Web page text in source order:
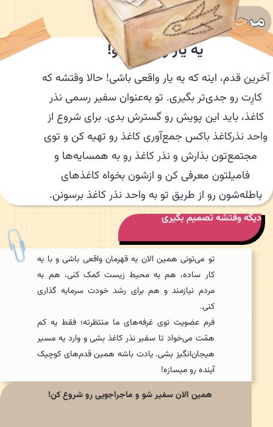
یه یار واقعی شو!
قدم، اینه که یه یار واقعی باشی! حالا وقتشه که
رو جدی‌تر بگیری. تو به‌عنوان سفیر رسمی نذر
باید این پویش رو گسترش بدی. برای شروع از
نذرکاغذ باکس جمع‌آوری کاغذ رو تهیه کن و توی
مجتمع‌تون بذارش و نذر کاغذ رو به همسایه‌ها و
فامیلتون معرفی کن و ازشون بخواه کاغذهای
رو از طریق تو به واحد نذر کاغذ برسونن.
دیگه وقتشه تصمیم بگیری
تو می‌تونی همین الان یه قهرمان واقعی باشی و با یه
کار ساده، هم به محیط زیست کمک کنی، هم به
مردم نیازمند و هم برای رشد خودت سرمایه گذاری
کنی.
فرم عضویت توی غرفه‌های ما منتظرته؛ فقط یه کم
همّت می‌خواد تا سفیر نذر کاغذ بشی و وارد یه مسیر
هیجان‌انگیز بشی. یادت باشه همین قدم‌های کوچیک
آینده رو میسازه!
همین الان سفیر شو و ماجراجویی رو شروع کن!